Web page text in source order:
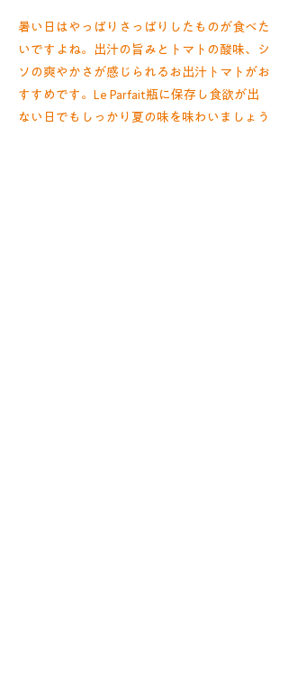
暑い日はやっぱりさっぱりしたものが食べた
いですよね。出汁の旨みとトマトの酸味、シ
ソの爽やかさが感じられるお出汁トマトがお
すすめです。Le Parfait瓶に保存し食欲が出
ない日でもしっかり夏の味を味わいましょう